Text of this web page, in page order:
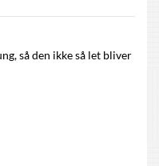
så den ikke så let bliver